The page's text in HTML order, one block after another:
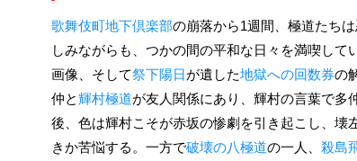
歌舞伎町地下倶楽部の崩落から1週間、極道たち
しみながらも、つかの間の平和な日々を満喫して
画像、そして祭下陽日が遺した地獄への回数券の
仲と輝村極道が友人関係にあり、輝村の言葉で多
後、色は輝村こそが赤坂の惨劇を引き起こし、
きか苦悩する。一方で破壊の八極道の一人、 殺島